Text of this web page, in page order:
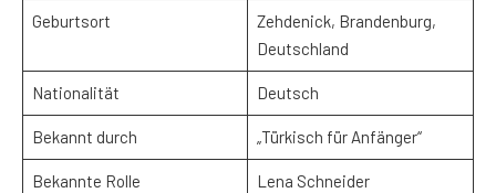
Geburtsort
Zehdenick, Brandenburg,
Deutschland
Nationalität Deutsch
Bekannt durch „Türkisch für Anfänger“
Bekannte Rolle Lena Schneider